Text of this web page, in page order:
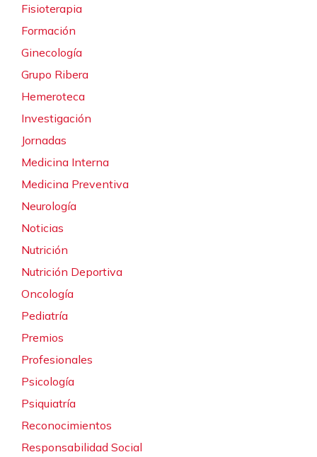
Fisioterapia
Formación
Ginecología
Grupo Ribera
Hemeroteca
Investigación
Jornadas
Medicina Interna
Medicina Preventiva
Neurología
Noticias
Nutrición
Nutrición Deportiva
Oncología
Pediatría
Premios
Profesionales
Psicología
Psiquiatría
Reconocimientos
Responsabilidad Social